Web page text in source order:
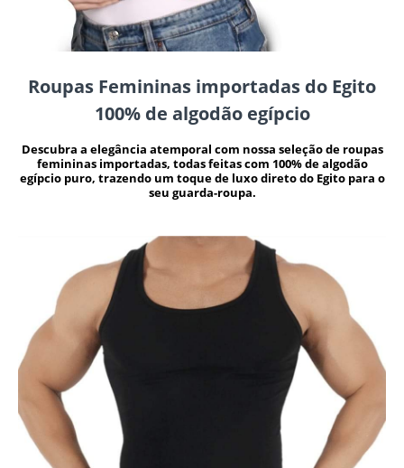
Roupas Femininas importadas do Egito
100% de algodão egípcio
Descubra a elegância atemporal com nossa seleção de roupas
femininas importadas, todas feitas com 100% de algodão
egípcio puro, trazendo um toque de luxo direto do Egito para o
seu guarda-roupa.